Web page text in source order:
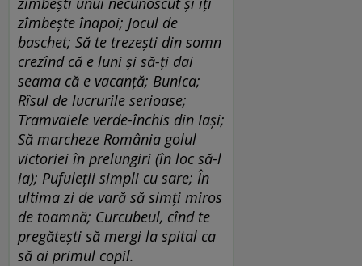
zîmbește înapoi; Jocul de
baschet; Să te trezești din somn
crezînd că e luni și să-ți dai
seama că e vacanță; Bunica;
Rîsul de lucrurile serioase;
Tramvaiele verde-închis din Iași;
Să marcheze România golul
victoriei în prelungiri (în loc să-l
ia); Pufuleții simpli cu sare; În
ultima zi de vară să simți miros
de toamnă; Curcubeul, cînd te
pregătești să mergi la spital ca
să ai primul copil.